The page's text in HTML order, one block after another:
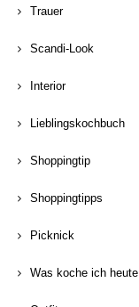
Trauer
Scandi-Look
Interior
Lieblingskochbuch
Shoppingtip
Shoppingtipps
Picknick
Was koche ich heute